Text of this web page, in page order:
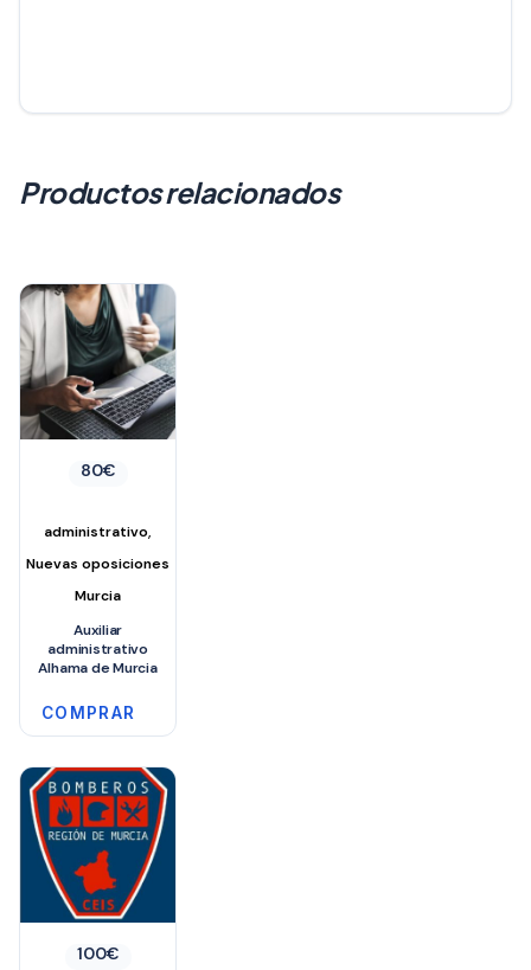
Productos relacionados
80€
administrativo,
Nuevas oposiciones
Murcia
Auxiliar
administrativo
Alhama de Murcia
COMPRAR
100€